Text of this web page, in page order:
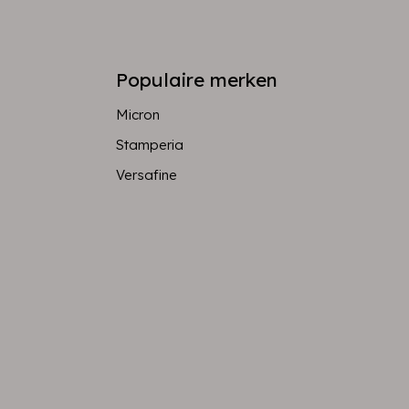
Populaire merken
Micron
Stamperia
Versafine